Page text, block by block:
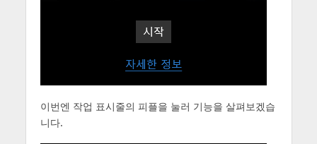
이번엔 작업 표시줄의 피플을 눌러 기능을 살펴보겠습
니다.